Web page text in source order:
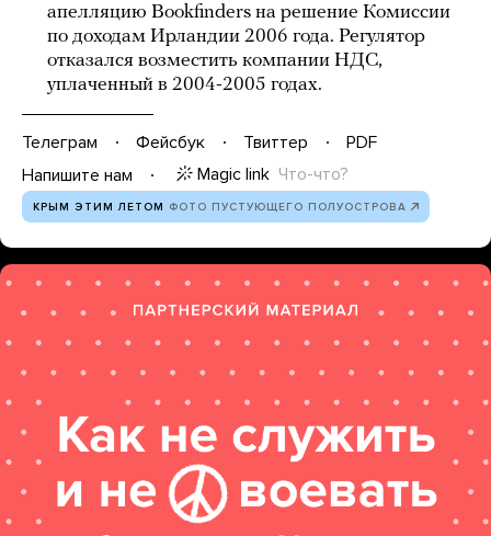
апелляцию Bookfinders на решение Комиссии
по доходам Ирландии 2006 года. Регулятор
отказался возместить компании НДС,
уплаченный в 2004-2005 годах.
Телеграм Фейсбук Твиттер
PDF
Напишите нам
Magic link Что-что?
КРЫМ ЭТИМ ЛЕТОМ ФОТО ПУСТУЮЩЕГО ПОЛУОСТРОВА